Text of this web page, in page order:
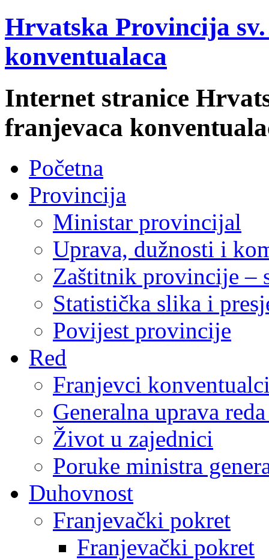
Hrvatska Provincija
konventualaca
Internet stranice
franjevaca
Početna
Provincija
Ministar provincijal
Uprava, dužnosti i
Zaštitnik provincije –
Statistička slika i
Povijest provincije
Red
Franjevci
Generalna uprava
Život u zajednici
Poruke ministra
Duhovnost
Franjevački pokret
Franjevački pokret